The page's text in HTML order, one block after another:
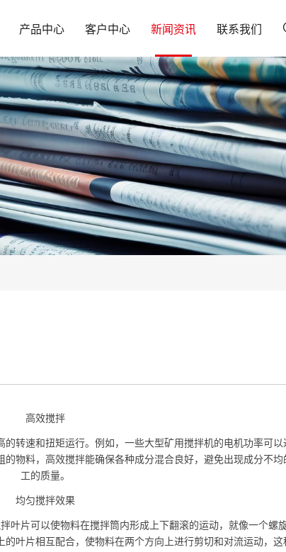
产品中心 客户中心 新闻资讯 联系我们
高效搅拌
转速和扭矩运行。例如，一些大型矿用搅拌机的电机功率可以
物料，高效搅拌能确保各种成分混合良好，避免出现成分不
工的质量。
均匀搅拌效果
片可以使物料在搅拌筒内形成上下翻滚的运动，就像一个螺
叶片相互配合，使物料在两个方向上进行剪切和对流运动，